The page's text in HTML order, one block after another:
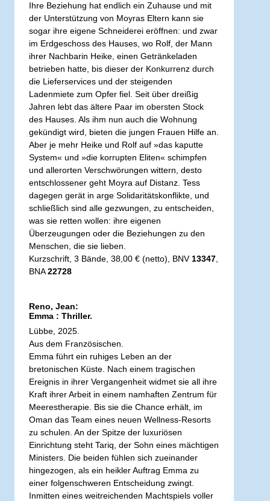
Ihre Beziehung hat endlich ein Zuhause und mit
der Unterstützung von Moyras Eltern kann sie
sogar ihre eigene Schneiderei eröffnen: und zwar
im Erdgeschoss des Hauses, wo Rolf, der Mann
ihrer Nachbarin Heike, einen Getränkeladen
betrieben hatte, bis dieser der Konkurrenz durch
die Lieferservices und der steigenden
Ladenmiete zum Opfer fiel. Seit über dreißig
Jahren lebt das ältere Paar im obersten Stock
des Hauses. Als ihm nun auch die Wohnung
gekündigt wird, bieten die jungen Frauen Hilfe an.
Aber je mehr Heike und Rolf auf »das kaputte
System« und »die korrupten Eliten« schimpfen
und allerorten Verschwörungen wittern, desto
entschlossener geht Moyra auf Distanz. Tess
dagegen gerät in arge Solidaritätskonflikte, und
schließlich sind alle gezwungen, zu entscheiden,
was sie retten wollen: ihre eigenen
Überzeugungen oder die Beziehungen zu den
Menschen, die sie lieben.
Kurzschrift, 3 Bände, 38,00 € (netto), BNV13347,
BNA22728
Reno, Jean:
Emma : Thriller.
Lübbe, 2025.
Aus dem Französischen.
Emma führt ein ruhiges Leben an der
bretonischen Küste. Nach einem tragischen
Ereignis in ihrer Vergangenheit widmet sie all ihre
Kraft ihrer Arbeit in einem namhaften Zentrum für
Meerestherapie. Bis sie die Chance erhält, im
Oman das Team eines neuen Wellness-Resorts
zu schulen. An der Spitze der luxuriösen
Einrichtung steht Tariq, der Sohn eines mächtigen
Ministers. Die beiden fühlen sich zueinander
hingezogen, als ein heikler Auftrag Emma zu
einer folgenschweren Entscheidung zwingt.
Inmitten eines weitreichenden Machtspiels voller